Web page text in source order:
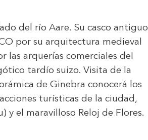
del río Aare. Su casco antiguo
por su arquitectura medieval
las arquerías comerciales del
tardío suizo. Visita de la
de Ginebra conocerá los
turísticas de la ciudad,
y el maravilloso Reloj de Flores.